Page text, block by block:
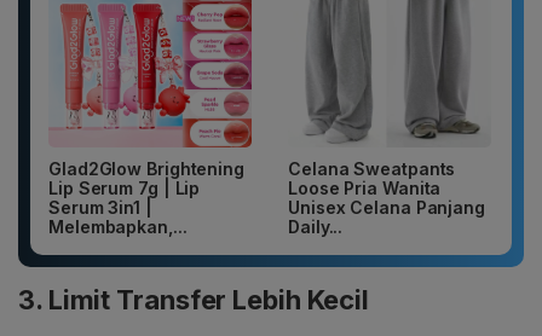
Glad2Glow Brightening
Lip Serum 7g | Lip
Serum 3in1 |
Melembapkan,...
Celana Sweatpants
Loose Pria Wanita
Unisex Celana Panjang
Daily...
3. Limit Transfer Lebih Kecil